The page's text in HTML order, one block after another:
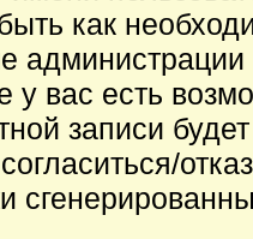
как
у вас есть
записи